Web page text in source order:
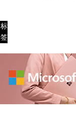
标
签